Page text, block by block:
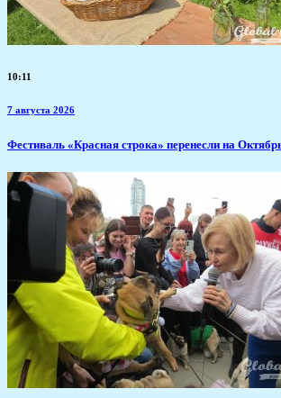
10:11
7 августа 2026
Фестиваль «Красная строка» перенесли на